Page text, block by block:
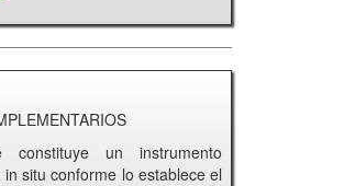
un instrumento
situ conforme lo establece el